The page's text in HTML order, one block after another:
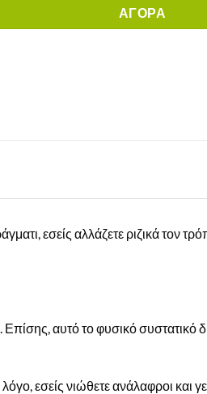
ΑΓΟΡΑ
εσείς αλλάζετε ριζικά τον
αυτό το φυσικό συστατικό
εσείς νιώθετε ανάλαφροι και